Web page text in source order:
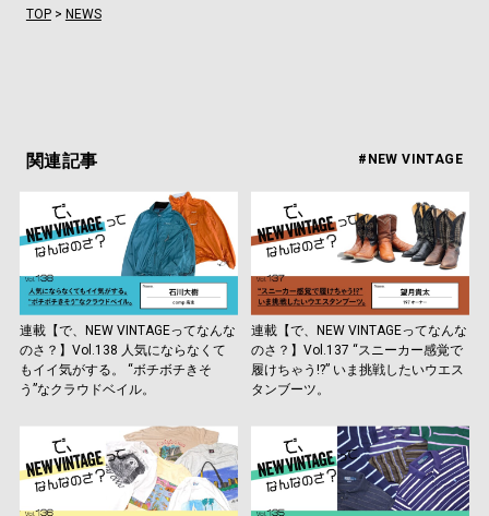
TOP> NEWS
関連記事 #NEW VINTAGE
連載【で、NEW VINTAGEってなんな
のさ？】Vol.138 人気にならなくて
もイイ気がする。 “ボチボチきそ
う”なクラウドベイル。
連載【で、NEW VINTAGEってなんな
のさ？】Vol.137 “スニーカー感覚で
履けちゃう!?” いま挑戦したいウエス
タンブーツ。